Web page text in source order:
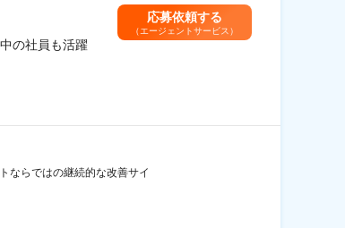
の社員も活躍
応募依頼する
（エージェントサービス）
らではの継続的な改善サイ